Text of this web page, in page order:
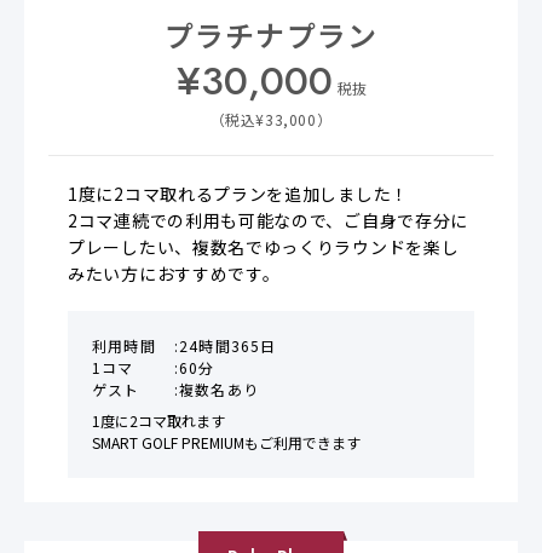
プラチナプラン
¥30,000 税抜
（税込¥33,000）
1度に2コマ取れるプランを追加しました！
2コマ連続での利用も可能なので、ご自身で存分に
プレーしたい、複数名でゆっくりラウンドを楽し
みたい方におすすめです。
利用時間
24時間365日
1コマ
60分
ゲスト
複数名あり
1度に2コマ取れます
SMART GOLF PREMIUMもご利用できます